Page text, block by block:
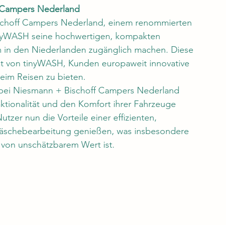
Nederland
Campers Nederland, einem renommierten
seine hochwertigen, kompakten
den Niederlanden zugänglich machen. Diese
tinyWASH, Kunden europaweit innovative
Reisen zu bieten.
Niesmann + Bischoff Campers Nederland
und den Komfort ihrer Fahrzeuge
nun die Vorteile einer effizienten,
genießen, was insbesondere
unschätzbarem Wert ist.